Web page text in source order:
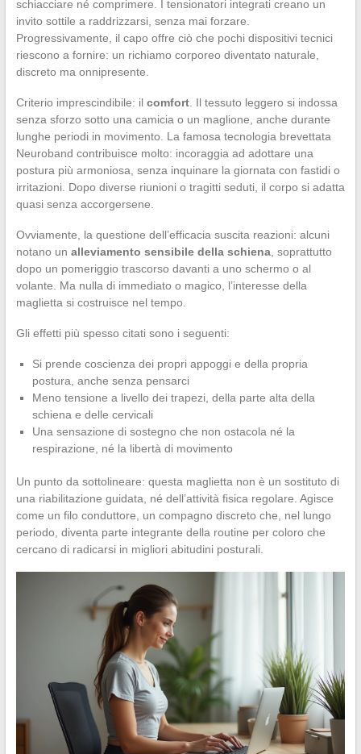
schiacciare né comprimere. I tensionatori integrati creano un
invito sottile a raddrizzarsi, senza mai forzare.
Progressivamente, il capo offre ciò che pochi dispositivi tecnici
riescono a fornire: un richiamo corporeo diventato naturale,
discreto ma onnipresente.
Criterio imprescindibile: il comfort. Il tessuto leggero si indossa
senza sforzo sotto una camicia o un maglione, anche durante
lunghe periodi in movimento. La famosa tecnologia brevettata
Neuroband contribuisce molto: incoraggia ad adottare una
postura più armoniosa, senza inquinare la giornata con fastidi o
irritazioni. Dopo diverse riunioni o tragitti seduti, il corpo si adatta
quasi senza accorgersene.
Ovviamente, la questione dell’efficacia suscita reazioni: alcuni
notano un alleviamento sensibile della schiena, soprattutto
dopo un pomeriggio trascorso davanti a uno schermo o al
volante. Ma nulla di immediato o magico, l’interesse della
maglietta si costruisce nel tempo.
Gli effetti più spesso citati sono i seguenti:
Si prende coscienza dei propri appoggi e della propria
postura, anche senza pensarci
Meno tensione a livello dei trapezi, della parte alta della
schiena e delle cervicali
Una sensazione di sostegno che non ostacola né la
respirazione, né la libertà di movimento
Un punto da sottolineare: questa maglietta non è un sostituto di
una riabilitazione guidata, né dell’attività fisica regolare. Agisce
come un filo conduttore, un compagno discreto che, nel lungo
periodo, diventa parte integrante della routine per coloro che
cercano di radicarsi in migliori abitudini posturali.